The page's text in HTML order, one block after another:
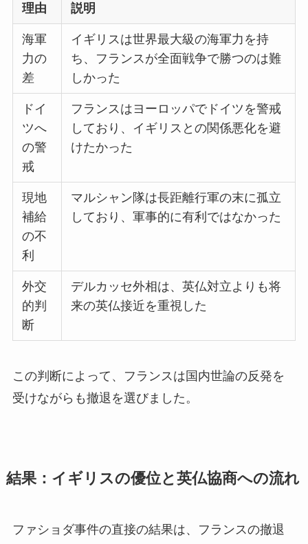
理由 説明
海軍
力の
差
イギリスは世界最大級の海軍力を持
ち、フランスが全面戦争で勝つのは難
しかった
ドイ
ツへ
の警
戒
フランスはヨーロッパでドイツを警戒
しており、イギリスとの関係悪化を避
けたかった
現地
補給
の不
利
マルシャン隊は長距離行軍の末に孤立
しており、軍事的に有利ではなかった
外交
的判
断
デルカッセ外相は、英仏対立よりも将
来の英仏接近を重視した
この判断によって、フランスは国内世論の反発を
受けながらも撤退を選びました。
結果：イギリスの優位と英仏協商への流れ
ファショダ事件の直接の結果は、フランスの撤退